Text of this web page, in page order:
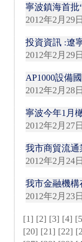
寧波鎮海首批
2012年2月29
投資資訊 :遼
2012年2月29
AP1000設備
2012年2月28
寧波今年1月
2012年2月27
我市商貿流通
2012年2月24
我市金融機
2012年2月23
[1] [2] [3] [4] [5
[20] [21] [22] [